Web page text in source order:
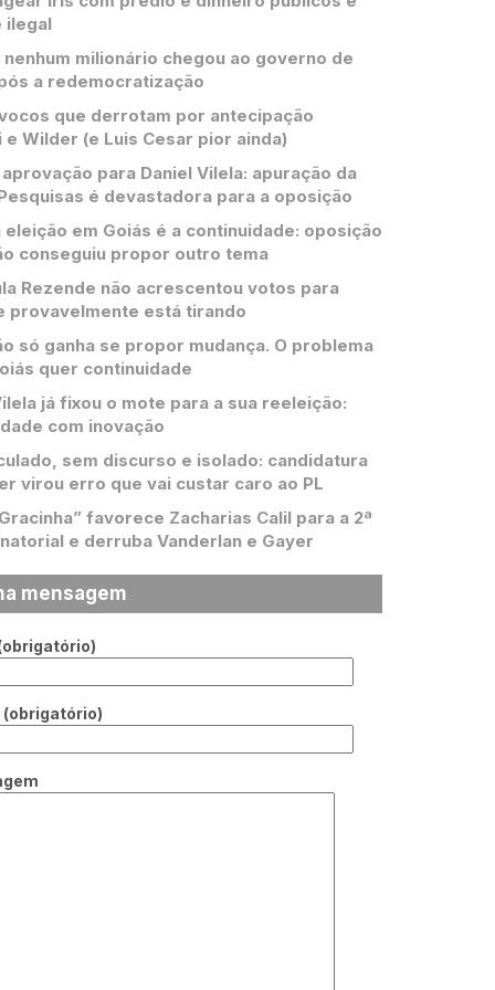
ilegal
milionário chegou ao governo de
a redemocratização
que derrotam por antecipação
e Wilder (e Luis Cesar pior ainda)
para Daniel Vilela: apuração da
é devastadora para a oposição
eleição em Goiás é a continuidade: oposição
conseguiu propor outro tema
Rezende não acrescentou votos para
provavelmente está tirando
só ganha se propor mudança. O problema
quer continuidade
já fixou o mote para a sua reeleição:
com inovação
sem discurso e isolado: candidatura
virou erro que vai custar caro ao PL
favorece Zacharias Calil para a 2ª
e derruba Vanderlan e Gayer
mensagem